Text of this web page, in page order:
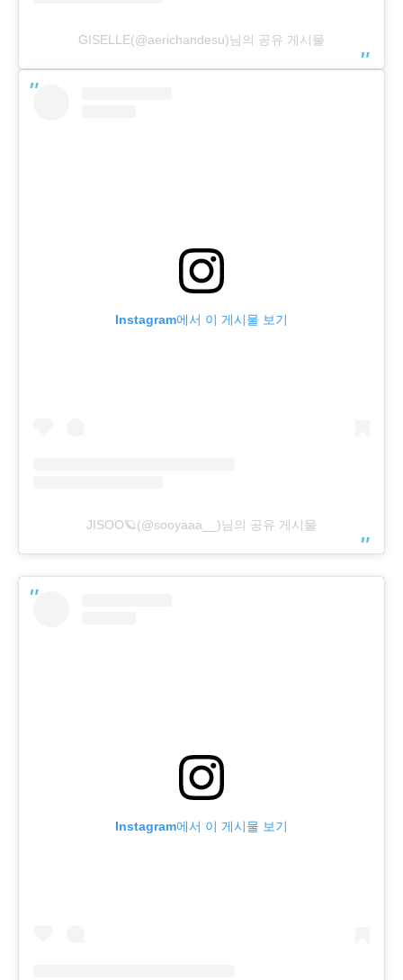
GISELLE(@aerichandesu)님의 공유 게시물
Instagram에서 이 게시물 보기
JISOO🪐(@sooyaaa__)님의 공유 게시물
Instagram에서 이 게시물 보기